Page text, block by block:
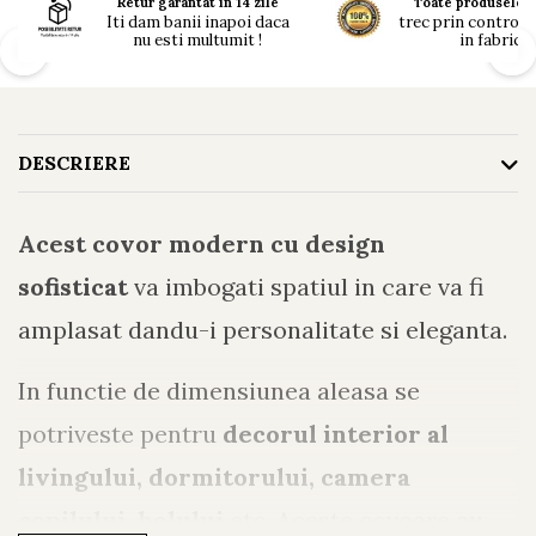
Iti dam banii inapoi daca
nu esti multumit !
trec prin
in fabrici !
DESCRIERE
Acest covor modern cu design
sofisticat va imbogati spatiul in care va fi
amplasat dandu-i personalitate si eleganta.
In functie de dimensiunea aleasa se
potriveste pentru decorul interior al
livingului, dormitorului, camera